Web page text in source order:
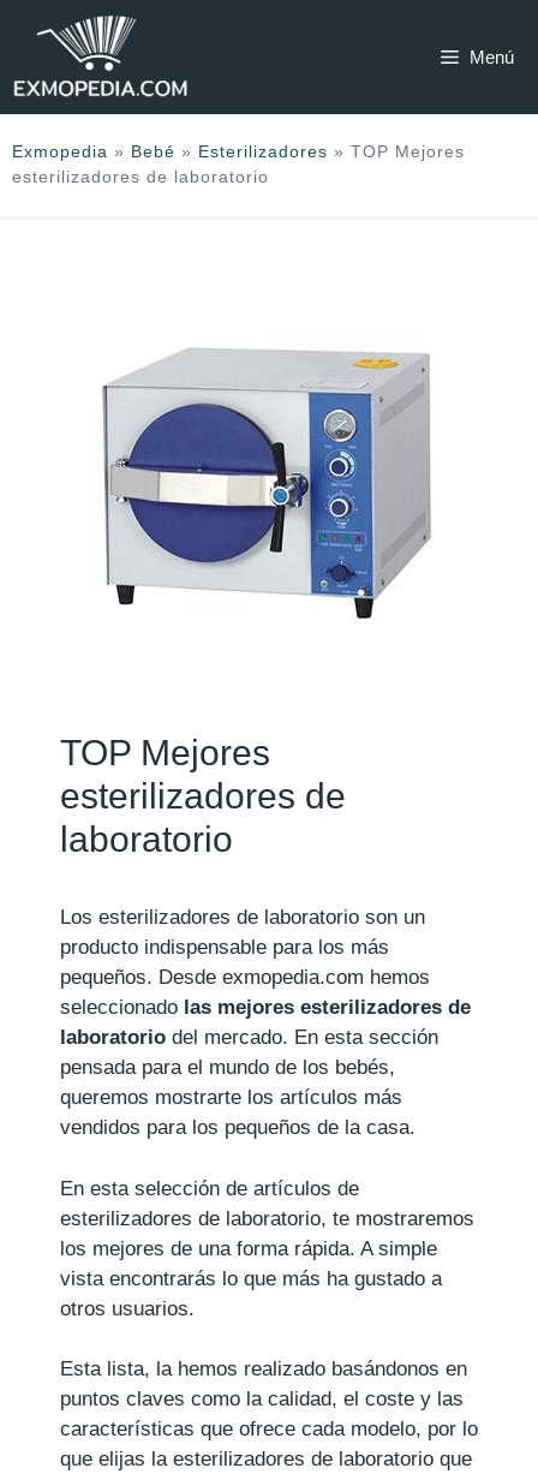
Menú
Exmopedia » Bebé » Esterilizadores » TOP Mejores
esterilizadores de laboratorio
TOP Mejores
esterilizadores de
laboratorio
Los esterilizadores de laboratorio son un
producto indispensable para los más
pequeños. Desde exmopedia.com hemos
seleccionado las mejores esterilizadores de
laboratorio del mercado. En esta sección
pensada para el mundo de los bebés,
queremos mostrarte los artículos más
vendidos para los pequeños de la casa.
En esta selección de artículos de
esterilizadores de laboratorio, te mostraremos
los mejores de una forma rápida. A simple
vista encontrarás lo que más ha gustado a
otros usuarios.
Esta lista, la hemos realizado basándonos en
puntos claves como la calidad, el coste y las
características que ofrece cada modelo, por lo
que elijas la esterilizadores de laboratorio que